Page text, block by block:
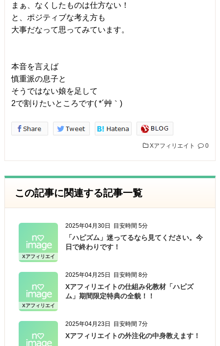
まぁ、なくしたものは仕方ない！
と、ポジティブな考え方も
大事だなって思ってみています。
本音を言えば
慎重派の息子と
そうではない娘を足して
2で割りたいところです( *´艸｀)
Xアフィリエイト 0
この記事に関連する記事一覧
Xアフィリエイ
ト
2025年04月30日 目安時間 5分
「ハピズム」迷ってるなら見てください。今
日で終わりです！
Xアフィリエイ
ト
2025年04月25日 目安時間 8分
Xアフィリエイトの仕組み化教材「ハピズ
ム」期間限定特典の全貌！！
2025年04月23日 目安時間 7分
Xアフィリエイトの外注化の中身教えます！